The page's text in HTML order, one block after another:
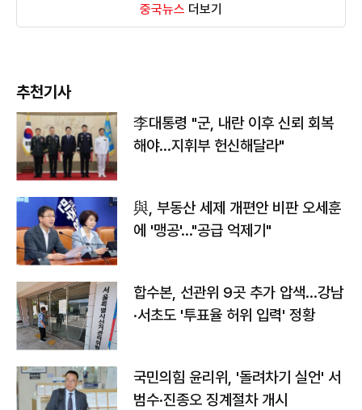
중국뉴스 더보기
추천기사
李대통령 "군, 내란 이후 신뢰 회복
해야…지휘부 헌신해달라"
與, 부동산 세제 개편안 비판 오세훈
에 '맹공'…"공급 억제기"
합수본, 선관위 9곳 추가 압색…강남
·서초도 '투표율 허위 입력' 정황
국민의힘 윤리위, '돌려차기 실언' 서
범수·진종오 징계절차 개시